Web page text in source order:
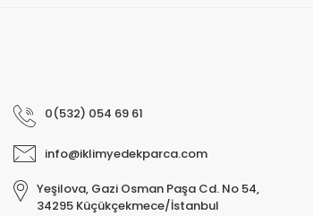
0(532) 054 69 61
info@iklimyedekparca.com
Yeşilova, Gazi Osman Paşa Cd. No 54,
34295 Küçükçekmece/İstanbul